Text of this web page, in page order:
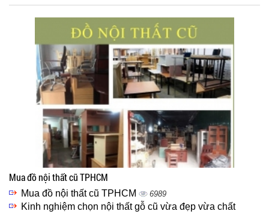
Mua đồ nội thất cũ TPHCM
Mua đồ nội thất cũ TPHCM 6989
Kinh nghiệm chọn nội thất gỗ cũ vừa đẹp vừa chất